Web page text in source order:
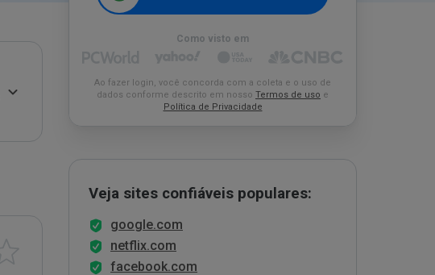
Como visto em
Ao fazer login, você concorda com a coleta e o uso de
dados conforme descrito em nosso Termos de uso e
Política de Privacidade
Veja sites confiáveis populares:
google.com
netflix.com
facebook.com